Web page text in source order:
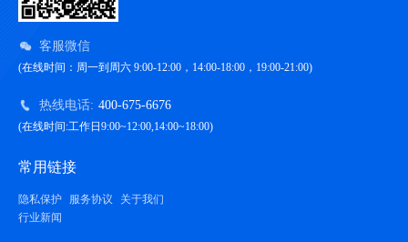
客服微信
(在线时间：周一到周六 9:00-12:00，14:00-18:00，19:00-21:00)
热线电话: 400-675-6676
(在线时间:工作日9:00~12:00,14:00~18:00)
常用链接
隐私保护 服务协议
关于我们
行业新闻